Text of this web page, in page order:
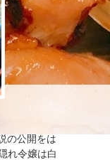
の公開をは
れ令嬢は白